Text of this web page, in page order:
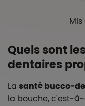
Mis
Quels sont
dentaires
La santé bucco-
la bouche, c'est-